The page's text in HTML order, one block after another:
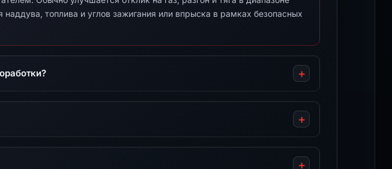
топлива и углов зажигания или впрыска в рамках безопасных